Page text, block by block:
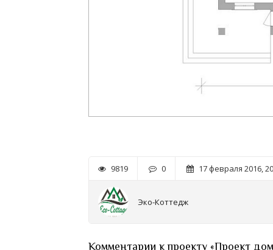
9819 0 17 февраля 2016,
Эко-Коттедж
Комментарии к проекту «Проект